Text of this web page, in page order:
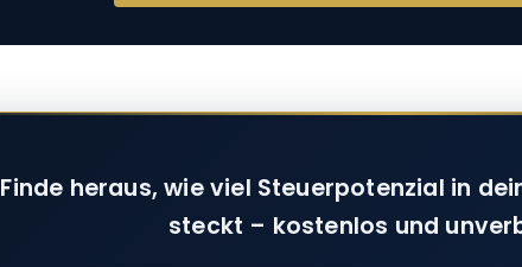
Finde heraus, wie viel Steuerpotenzial in
steckt – kostenlos und